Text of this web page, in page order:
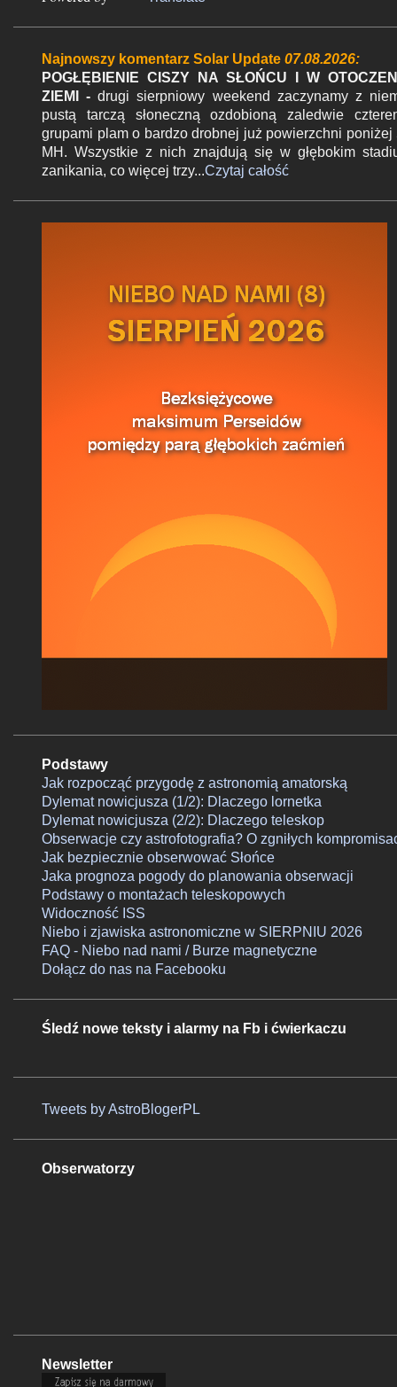
Najnowszy komentarz Solar Update 07.08.2026:
POGŁĘBIENIE CISZY NA SŁOŃCU I W
ZIEMI - drugi sierpniowy weekend zaczynamy z
pustą tarczą słoneczną ozdobioną zaledwie
grupami plam o bardzo drobnej już powierzchni poniżej
MH. Wszystkie z nich znajdują się w głębokim
zanikania, co więcej trzy...Czytaj całość
Podstawy
Jak rozpocząć przygodę z astronomią amatorską
Dylemat nowicjusza (1/2): Dlaczego lornetka
Dylemat nowicjusza (2/2): Dlaczego teleskop
Obserwacje czy astrofotografia? O zgniłych
Jak bezpiecznie obserwować Słońce
Jaka prognoza pogody do planowania obserwacji
Podstawy o montażach teleskopowych
Widoczność ISS
Niebo i zjawiska astronomiczne w SIERPNIU 2026
FAQ - Niebo nad nami / Burze magnetyczne
Dołącz do nas na Facebooku
Śledź nowe teksty i alarmy na Fb i ćwierkaczu
Tweets by AstroBlogerPL
Obserwatorzy
Newsletter